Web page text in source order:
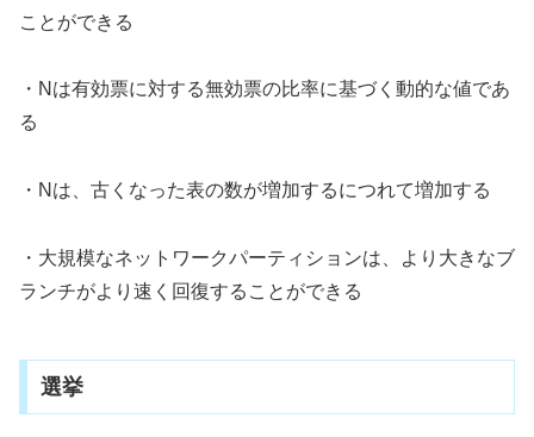
ことができる
・Nは有効票に対する無効票の比率に基づく動的な値であ
る
・Nは、古くなった表の数が増加するにつれて増加する
・大規模なネットワークパーティションは、より大きなブ
ランチがより速く回復することができる
選挙